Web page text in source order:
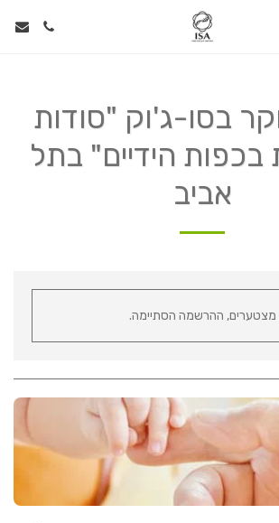
בסו-ג'וק "סודות
בכפות הידיים" בתל
אביב
מצטערים, ההרשמה הסתיימה.